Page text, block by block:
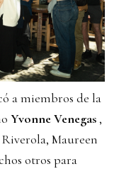
a miembros de la
Yvonne Venegas ,
Maureen
otros para